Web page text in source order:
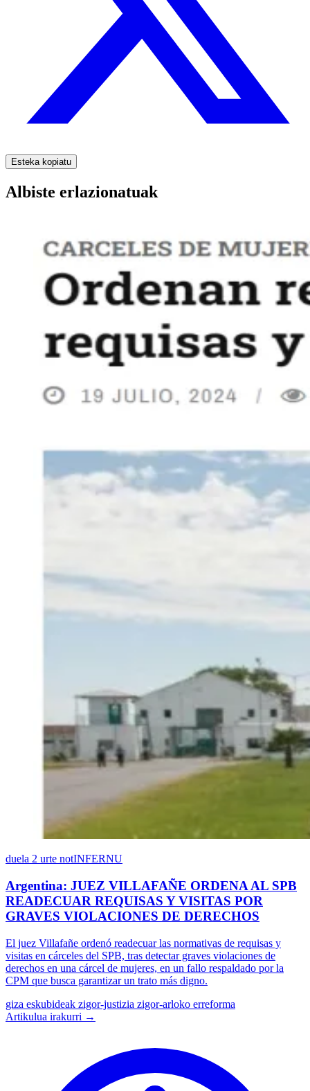
Esteka kopiatu
Albiste erlazionatuak
duela 2 urte notINFERNU
Argentina: JUEZ VILLAFAÑE ORDENA AL SPB
READECUAR REQUISAS Y VISITAS POR
GRAVES VIOLACIONES DE DERECHOS
El juez Villafañe ordenó readecuar las normativas de requisas y
visitas en cárceles del SPB, tras detectar graves violaciones de
derechos en una cárcel de mujeres, en un fallo respaldado por la
CPM que busca garantizar un trato más digno.
giza eskubideak zigor-justizia zigor-arloko erreforma
Artikulua irakurri →